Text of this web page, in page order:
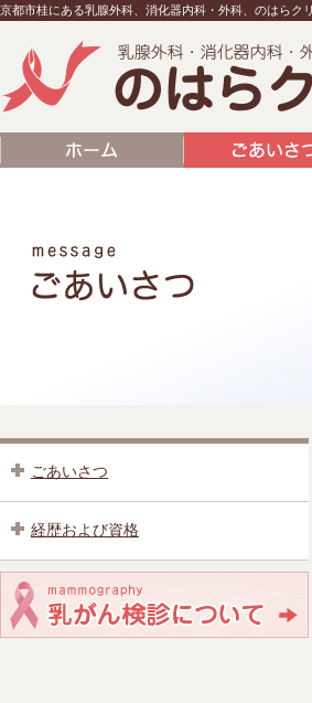
京都市桂にある乳腺外科、消化器内科・外科、のはらク
ごあいさつ
経歴および資格